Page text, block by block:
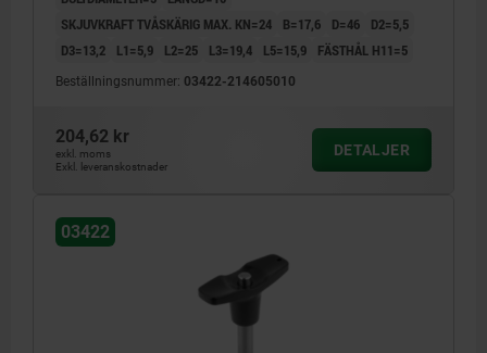
SKJUVKRAFT TVÅSKÄRIG MAX. KN=24
B=17,6 D=46
D2=5,5
D3=13,2
L1=5,9 L2=25 L3=19,4 L5=15,9 FÄSTHÅL H11=5
Beställningsnummer: 03422-214605010
204,62 kr
exkl. moms
Exkl. leveranskostnader
DETALJER
03422